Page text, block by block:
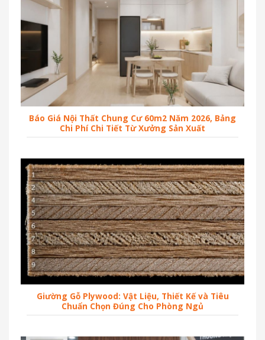
Báo Giá Nội Thất Chung Cư 60m2 Năm 2026, Bảng
Chi Phí Chi Tiết Từ Xưởng Sản Xuất
Giường Gỗ Plywood: Vật Liệu, Thiết Kế và Tiêu
Chuẩn Chọn Đúng Cho Phòng Ngủ